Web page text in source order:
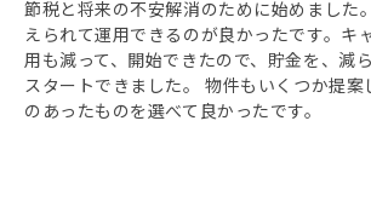
節税と将来の不安解消のために始めました
えられて運用できるのが良かったです。キ
用も減って、開始できたので、貯金を、減
スタートできました。 物件もいくつか提案
のあったものを選べて良かったです。